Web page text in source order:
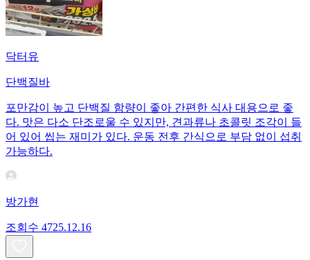
닥터유
단백질바
포만감이 높고 단백질 함량이 좋아 간편한 식사 대용으로 좋
다. 맛은 다소 단조로울 수 있지만, 견과류나 초콜릿 조각이 들
어 있어 씹는 재미가 있다. 운동 전후 간식으로 부담 없이 섭취
가능하다.
방가현
조회수 4725.12.16